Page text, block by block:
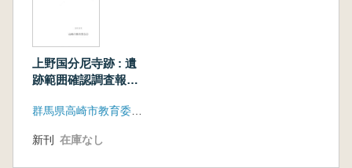
上野国分尼寺跡 : 遺
跡範囲確認調査報告
新刊 在庫なし